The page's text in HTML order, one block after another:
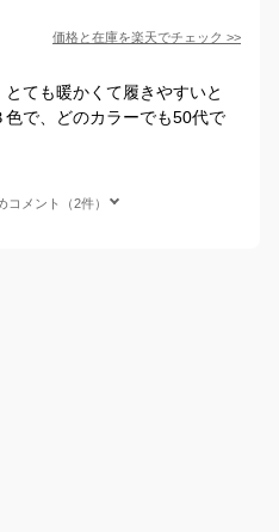
価格と在庫を楽天でチェック >>
ても暖かくて履きやすいと
で、どのカラーでも50代で
コメント（2件）